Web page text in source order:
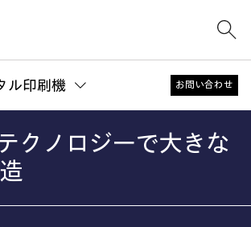
ル印刷機 お問い合わせ
クノロジーで大きな